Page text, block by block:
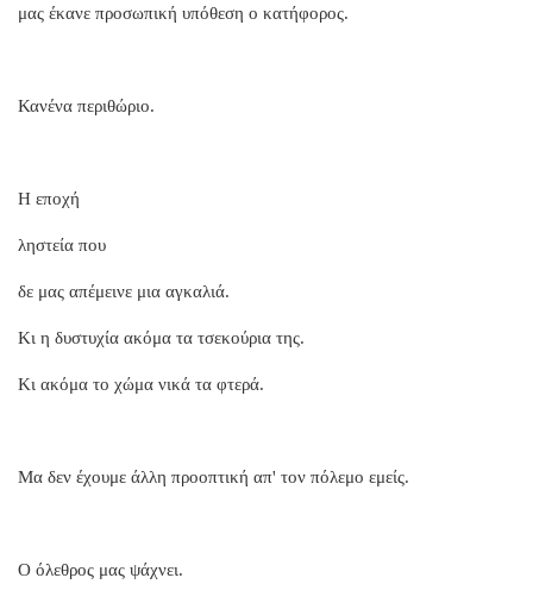
μας έκανε προσωπική υπόθεση ο κατήφορος.
Κανένα περιθώριο.
Η εποχή
ληστεία που
δε μας απέμεινε μια αγκαλιά.
Κι η δυστυχία ακόμα τα τσεκούρια της.
Κι ακόμα το χώμα νικά τα φτερά.
Μα δεν έχουμε άλλη προοπτική απ' τον πόλεμο εμείς.
Ο όλεθρος μας ψάχνει.